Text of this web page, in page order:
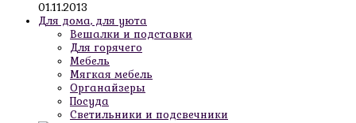
01.11.2013
Для дома, для уюта
Вешалки и подставки
Для горячего
Мебель
Мягкая мебель
Органайзеры
Посуда
Светильники и подсвечники